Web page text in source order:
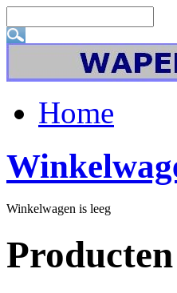
Home
Winkelwagen is leeg
Producten